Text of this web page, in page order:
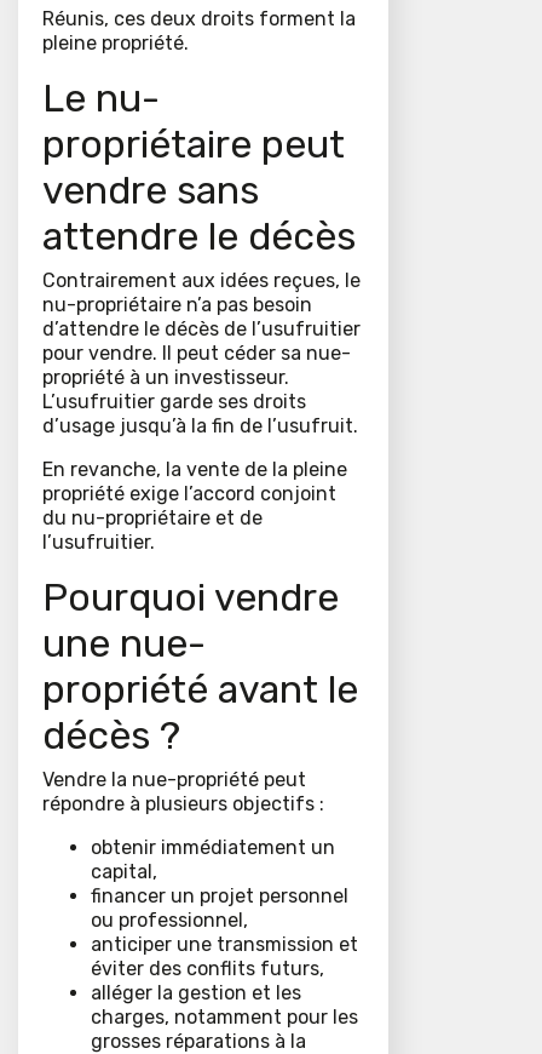
Réunis, ces deux droits forment la
pleine propriété.
Le nu-
propriétaire peut
vendre sans
attendre le décès
Contrairement aux idées reçues, le
nu-propriétaire n’a pas besoin
d’attendre le décès de l’usufruitier
pour vendre. Il peut céder sa nue-
propriété à un investisseur.
L’usufruitier garde ses droits
d’usage jusqu’à la fin de l’usufruit.
En revanche, la vente de la pleine
propriété exige l’accord conjoint
du nu-propriétaire et de
l’usufruitier.
Pourquoi vendre
une nue-
propriété avant le
décès ?
Vendre la nue-propriété peut
répondre à plusieurs objectifs :
obtenir immédiatement un
capital,
financer un projet personnel
ou professionnel,
anticiper une transmission et
éviter des conflits futurs,
alléger la gestion et les
charges, notamment pour les
grosses réparations à la